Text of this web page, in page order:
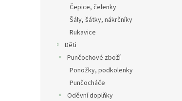
Čepice, čelenky
Šály, šátky, nákrčníky
Rukavice
Děti
Punčochové zboží
Ponožky, podkolenky
Punčocháče
Oděvní doplňky